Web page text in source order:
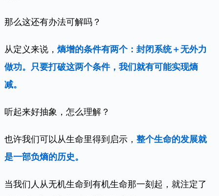
那么这还有办法可解吗？
从定义来说，熵增的条件有两个：封闭系统＋无外力
做功。只要打破这两个条件，我们就有可能实现熵
减。
听起来好抽象，怎么理解？
也许我们可以从生命里得到启示，整个生命的发展就
是一部负熵的历史。
当我们人从无机生命到有机生命那一刻起，就注定了